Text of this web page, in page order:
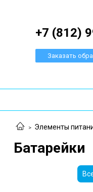
+7 (812)
Заказать
Элементы
Батарейки